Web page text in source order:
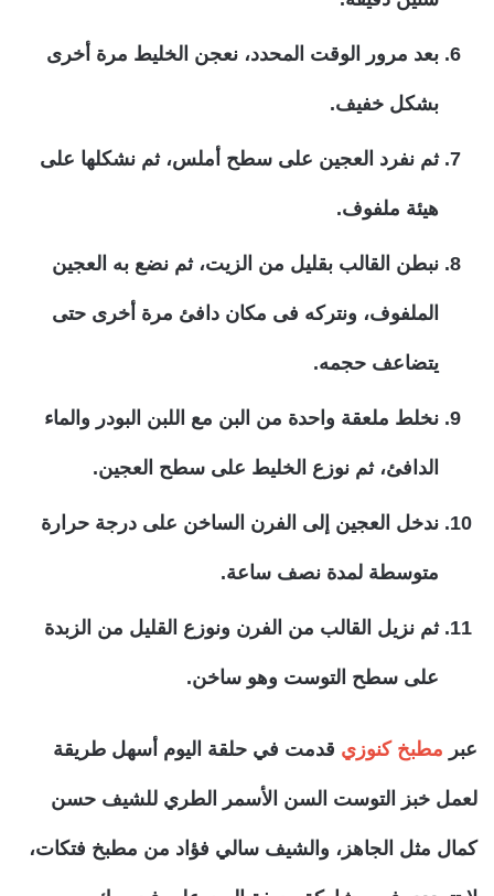
بعد مرور الوقت المحدد، نعجن الخليط مرة أخرى
بشكل خفيف.
ثم نفرد العجين على سطح أملس، ثم نشكلها على
هيئة ملفوف.
نبطن القالب بقليل من الزيت، ثم نضع به العجين
الملفوف، ونتركه فى مكان دافئ مرة أخرى حتى
يتضاعف حجمه.
نخلط ملعقة واحدة من البن مع اللبن البودر والماء
الدافئ، ثم نوزع الخليط على سطح العجين.
ندخل العجين إلى الفرن الساخن على درجة حرارة
متوسطة لمدة نصف ساعة.
ثم نزيل القالب من الفرن ونوزع القليل من الزبدة
على سطح التوست وهو ساخن.
عبر مطبخ كنوزي قدمت في حلقة اليوم أسهل طريقة
لعمل خبز التوست السن الأسمر الطري للشيف حسن
كمال مثل الجاهز، والشيف سالي فؤاد من مطبخ فتكات،